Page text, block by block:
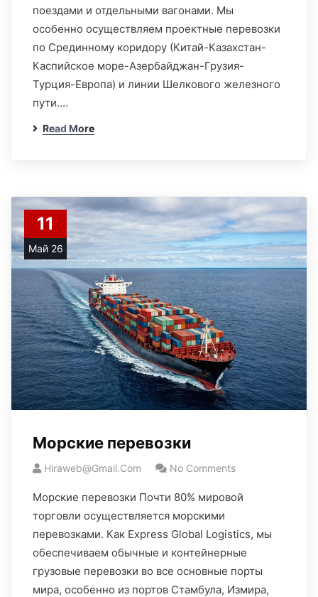
поездами и отдельными вагонами. Мы
особенно осуществляем проектные перевозки
по Срединному коридору (Китай-Казахстан-
Каспийское море-Азербайджан-Грузия-
Турция-Европа) и линии Шелкового железного
пути.…
Read More
11
Май 26
Морские перевозки
Hiraweb@gmail.com No Comments
Морские перевозки Почти 80% мировой
торговли осуществляется морскими
перевозками. Как Express Global Logistics, мы
обеспечиваем обычные и контейнерные
грузовые перевозки во все основные порты
мира, особенно из портов Стамбула, Измира,